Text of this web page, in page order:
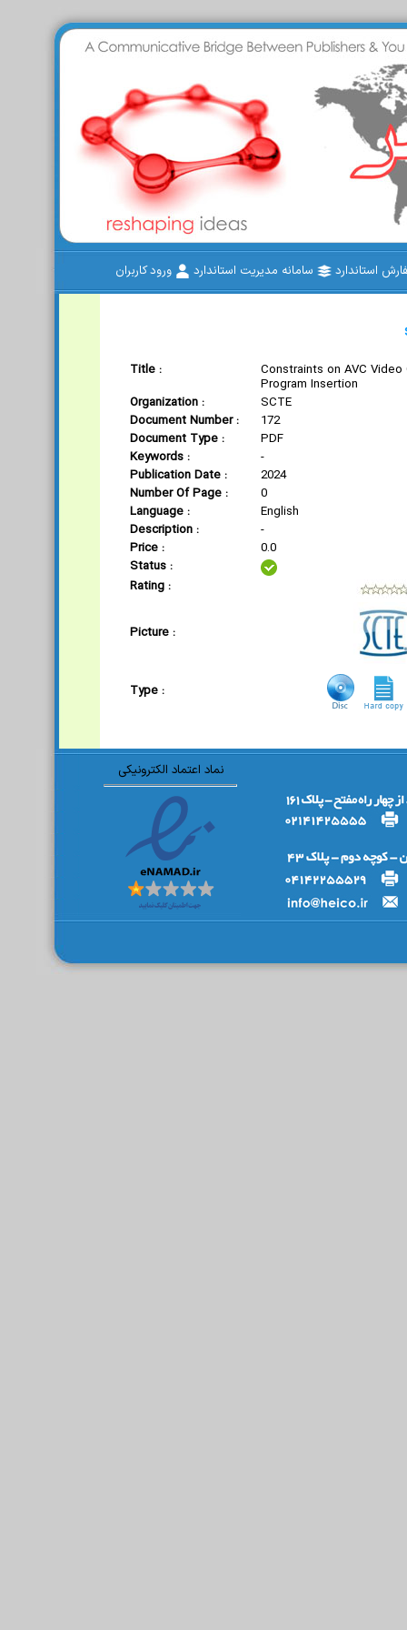
استاندارد سامانه مدیریت استاندارد ورود کاربران
Title :
Constraints on AVC
Program Insertion
Organization :
SCTE
Document Number :
172
Document Type :
PDF
Keywords :
-
Publication Date :
2024
Number Of Page :
0
Language :
English
Description :
-
Price :
0.0
Status :
Rating :
Picture :
Type :
نماد اعتماد الکترونیکی